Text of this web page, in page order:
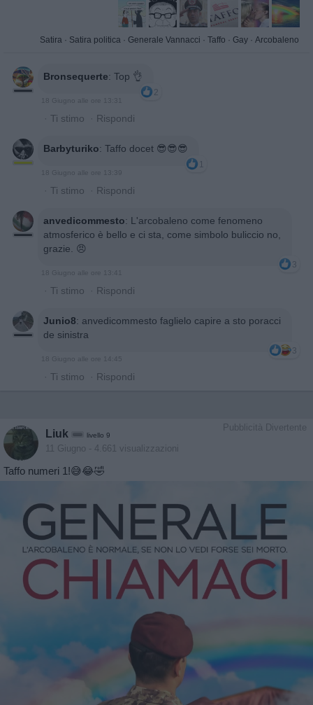
Satira · Satira politica · Generale Vannacci · Taffo · Gay · Arcobaleno
Bronsequerte: Top 👌
2
18 Giugno alle ore 13:31
· Ti stimo · Rispondi
Barbyturiko: Taffo docet 😎😎😎
1
18 Giugno alle ore 13:39
· Ti stimo · Rispondi
anvedicommesto: L'arcobaleno come fenomeno
atmosferico è bello e ci sta, come simbolo buliccio no,
grazie. 😠
3
18 Giugno alle ore 13:41
· Ti stimo · Rispondi
Junio8: anvedicommesto faglielo capire a sto poracci
de sinistra
3
18 Giugno alle ore 14:45
· Ti stimo · Rispondi
Pubblicità Divertente
Liuk livello 9
11 Giugno - 4.661 visualizzazioni
Taffo numeri 1!😅😂🤣